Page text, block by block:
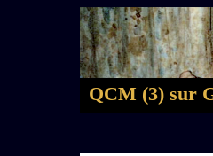
QCM (3) sur